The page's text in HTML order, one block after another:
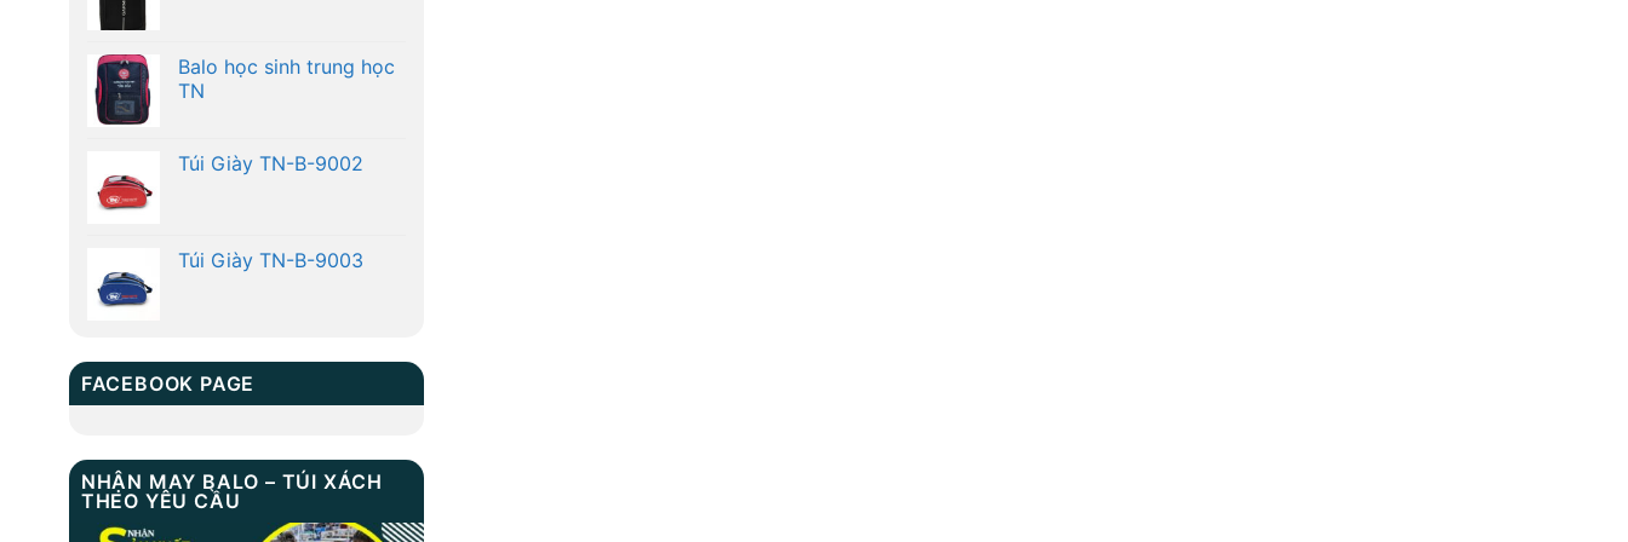
Balo học sinh trung học
TN
Túi Giày TN-B-9002
Túi Giày TN-B-9003
FACEBOOK PAGE
NHẬN MAY BALO – TÚI XÁCH
THEO YÊU CẦU